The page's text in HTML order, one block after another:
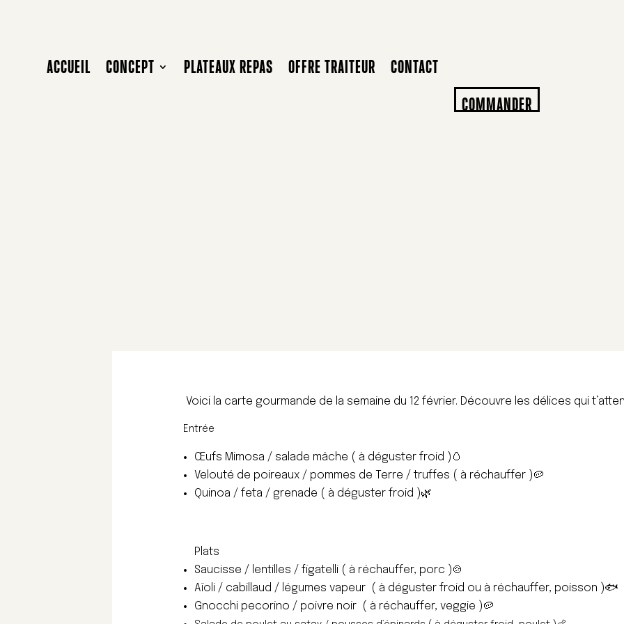
ACCUEIL CONCEPT PLATEAUX REPAS OFFRE TRAITEUR
CONTACT
COMMANDER
Voici la carte gourmande de la semaine du 12 février. Découvre les délices qui
Entrée
Œufs Mimosa / salade mâche ( à déguster froid ) 🥚
Velouté de poireaux / pommes de Terre / truffes ( à réchauffer )🥔
Quinoa / feta / grenade ( à déguster froid )🌿
Plats
Saucisse / lentilles / figatelli ( à réchauffer, porc )🍲
Aïoli / cabillaud / légumes vapeur ( à déguster froid ou à réchauffer, poisson )🐟
Gnocchi pecorino / poivre noir ( à réchauffer, veggie )🥔